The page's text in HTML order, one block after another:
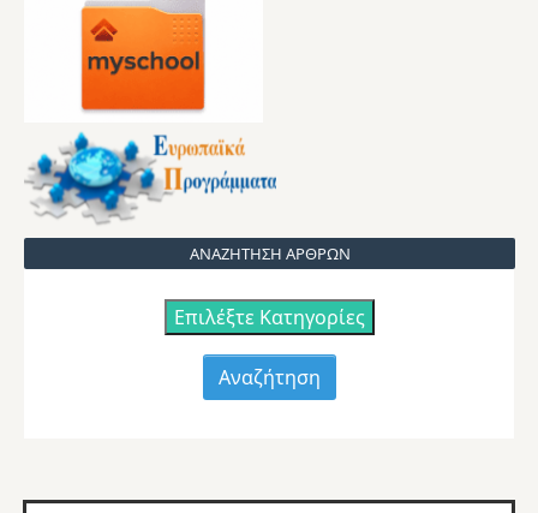
ΑΝΑΖΗΤΗΣΗ ΑΡΘΡΩΝ
Επιλέξτε Κατηγορίες